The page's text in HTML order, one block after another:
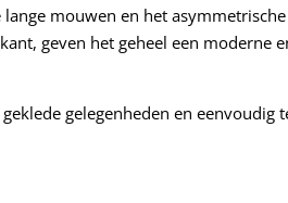
mouwen en het
geven het geheel een moderne
gelegenheden en eenvoudig